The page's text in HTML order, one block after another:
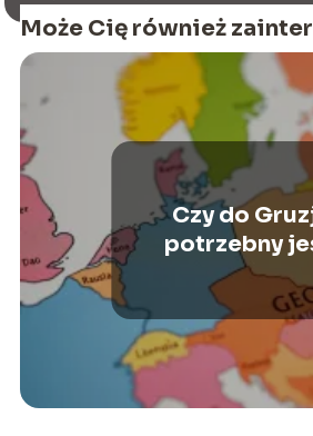
Może Cię również
Czy do
potrzebny
paszport?
na
pytania